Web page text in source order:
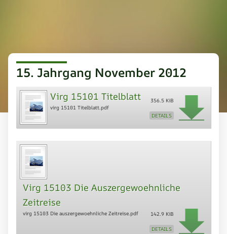
15. Jahrgang November 2012
Virg 15101 Titelblatt
virg 15101 Titelblatt.pdf
356.5 KiB
DETAILS
Virg 15103 Die Auszergewoehnliche
Zeitreise
virg 15103 Die auszergewoehnliche Zeitreise.pdf 142.9 KiB
DETAILS